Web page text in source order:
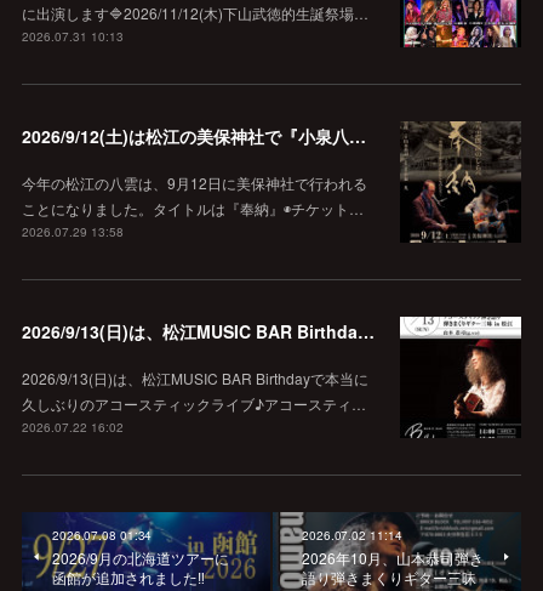
に出演します🔷2026/11/12(木)下山武徳的生誕祭場…
2026.07.31 10:13
2026/9/12(土)は松江の美保神社で『小泉八雲朗読のしらべ』
今年の松江の八雲は、9月12日に美保神社で行われる
ことになりました。タイトルは『奉納』◉チケット…
2026.07.29 13:58
2026/9/13(日)は、松江MUSIC BAR Birthdayでアコースティック弾き語り弾きまくりギター三昧♪
2026/9/13(日)は、松江MUSIC BAR Birthdayで本当に
久しぶりのアコースティックライブ♪アコースティ…
2026.07.22 16:02
2026.07.08 01:34
2026/9月の北海道ツアーに
函館が追加されました‼︎
2026.07.02 11:14
2026年10月、山本恭司弾き
語り弾きまくりギター三昧